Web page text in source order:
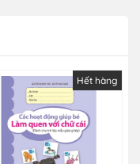
Hết hàng